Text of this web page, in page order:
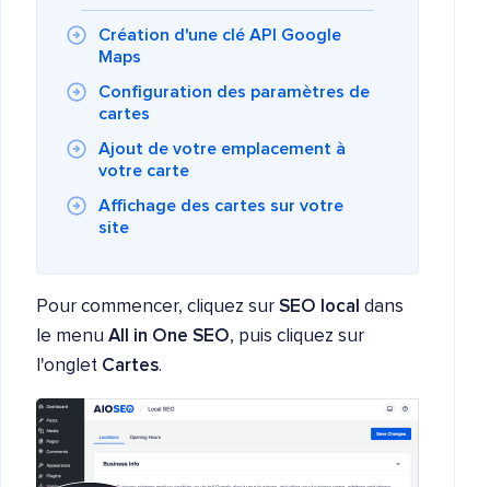
Création d'une clé API Google
Maps
Configuration des paramètres de
cartes
Ajout de votre emplacement à
votre carte
Affichage des cartes sur votre
site
Pour commencer, cliquez sur SEO local dans
le menu All in One SEO, puis cliquez sur
l'onglet Cartes.